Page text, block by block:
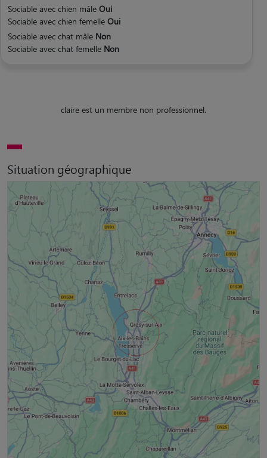
Sociable avec chien mâle Oui
Sociable avec chien femelle Oui
Sociable avec chat mâle Non
Sociable avec chat femelle Non
claire est un membre non professionnel.
Situation géographique